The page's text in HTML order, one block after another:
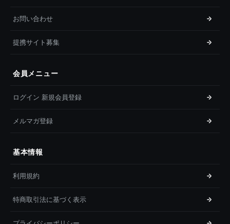
お問い合わせ
提携サイト募集
会員メニュー
ログイン 新規会員登録
メルマガ登録
基本情報
利用規約
特商取引法に基づく表示